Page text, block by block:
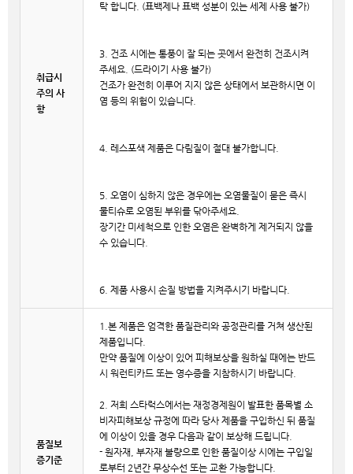
취급시
주의 사
항
탁 합니다. (표백제나 표백 성분이 있는 세제 사용 불가)
3. 건조 시에는 통풍이 잘 되는 곳에서 완전히 건조시켜
주세요. (드라이기 사용 불가)
건조가 완전히 이루어 지지 않은 상태에서 보관하시면 이
염 등의 위험이 있습니다.
4. 레스포색 제품은 다림질이 절대 불가합니다.
5. 오염이 심하지 않은 경우에는 오염물질이 묻은 즉시
물티슈로 오염된 부위를 닦아주세요.
장기간 미세척으로 인한 오염은 완벽하게 제거되지 않을
수 있습니다.
6. 제품 사용시 손질 방법을 지켜주시기 바랍니다.
품질보
증기준
1.본 제품은 엄격한 품질관리와 공정관리를 거쳐 생산된
제품입니다.
만약 품질에 이상이 있어 피해보상을 원하실 때에는 반드
시 워런티카드 또는 영수증을 지참하시기 바랍니다.
2. 저희 스타럭스에서는 재정경제원이 발표한 품목별 소
비자피해보상 규정에 따라 당사 제품을 구입하신 뒤 품질
에 이상이 있을 경우 다음과 같이 보상해 드립니다.
- 원자재, 부자재 불량으로 인한 품질이상 시에는 구입일
로부터 2년간 무상수선 또는 교환 가능합니다.